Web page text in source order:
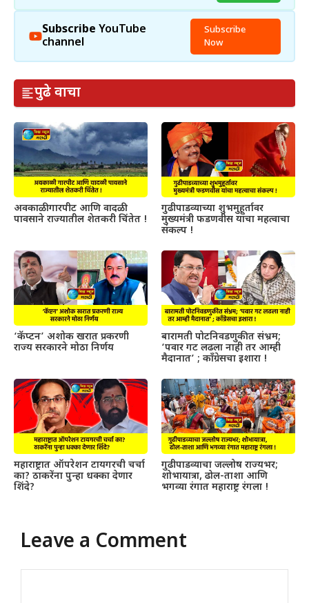
Subscribe YouTube
channel
Subscribe
Now
पुढे वाचा
अवकाळी गारपीट आणि वादळी
पावसाने राज्यातील शेतकरी चिंतेत !
गुढीपाडव्याच्या शुभमुहूर्तावर
मुख्यमंत्री फडणवीस यांचा महत्वाचा
संकल्प !
‘कॅप्टन’ अशोक खरात प्रकरणी
राज्य सरकारने मोठा निर्णय
बारामती पोटनिवडणुकीत संभ्रम;
‘पवार गट लढला नाही तर आम्ही
मैदानात’ ; काँग्रेसचा इशारा !
महाराष्ट्रात ऑपरेशन टायगरची चर्चा
का? ठाकरेंना पुन्हा धक्का देणार
शिंदे?
गुढीपाडव्याचा जल्लोष राज्यभर;
शोभायात्रा, ढोल-ताशा आणि
भगव्या रंगात महाराष्ट्र रंगला !
Leave a Comment